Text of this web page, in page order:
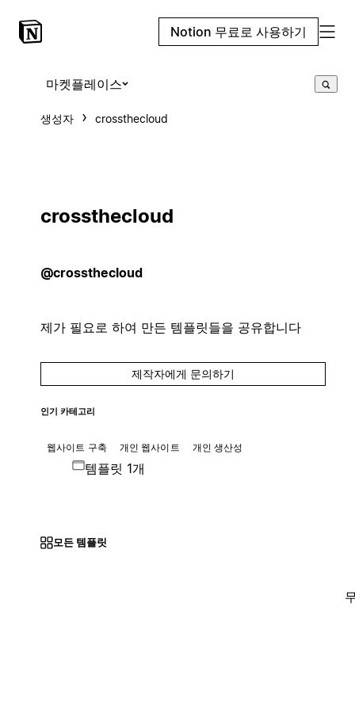
Notion 무료로 사용하기
마켓플레이스
생성자 crossthecloud
crossthecloud
@crossthecloud
제가 필요로 하여 만든 템플릿들을 공유합니다
제작자에게 문의하기
인기 카테고리
웹사이트 구축 개인 웹사이트 개인 생산성
템플릿 1개
모든 템플릿